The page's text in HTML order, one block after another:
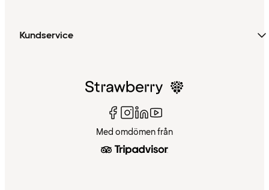
Kundservice
Med omdömen från